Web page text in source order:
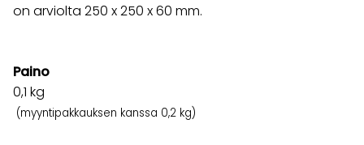
on arviolta 250 x 250 x 60 mm.
Paino
0,1 kg
(myyntipakkauksen kanssa 0,2 kg)